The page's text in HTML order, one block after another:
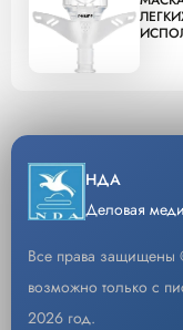
НДА
Деловая
Все права защищены
возможно только с
2026 год.